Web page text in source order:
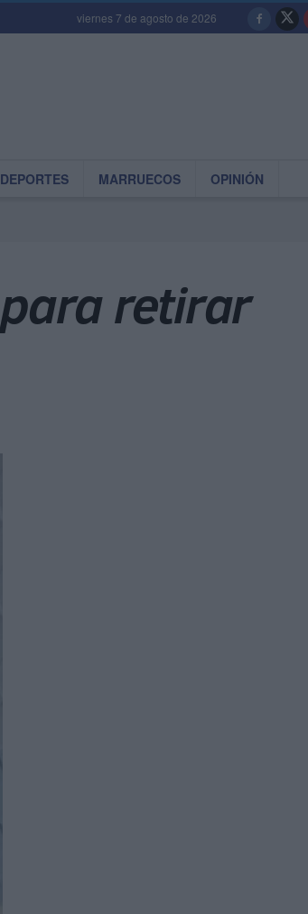
viernes 7 de agosto de 2026
DEPORTES MARRUECOS OPINIÓN
retirar